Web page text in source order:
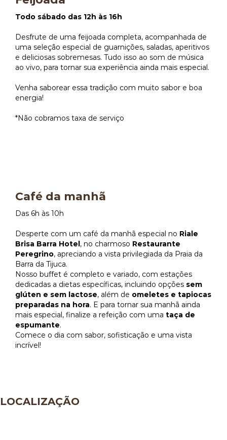
Todo sábado das 12h às 16h
Desfrute de uma feijoada completa, acompanhada de
uma seleção especial de guarnições, saladas, aperitivos
e deliciosas sobremesas. Tudo isso ao som de música
ao vivo, para tornar sua experiência ainda mais especial.
Venha saborear essa tradição com muito sabor e boa
energia!
*Não cobramos taxa de serviço
Café da manhã
Das 6h às 10h
Desperte com um café da manhã especial no Riale
Brisa Barra Hotel, no charmoso Restaurante
Peregrino, apreciando a vista privilegiada da Praia da
Barra da Tijuca.
Nosso buffet é completo e variado, com estações
dedicadas a dietas específicas, incluindo opções sem
glúten e sem lactose, além de omeletes e tapiocas
preparadas na hora. E para tornar sua manhã ainda
mais especial, finalize a refeição com uma taça de
espumante.
Comece o dia com sabor, sofisticação e uma vista
incrível!
LOCALIZAÇÃO